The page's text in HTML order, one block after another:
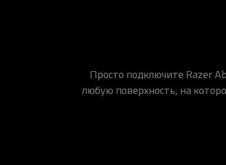
Просто подключите Razer
любую поверхность, на